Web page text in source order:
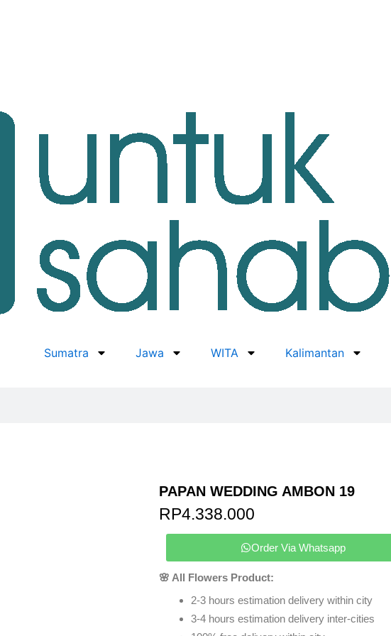
Sumatra Jawa WITA Kalimantan
PAPAN WEDDING AMBON 19
RP4.338.000
Order Via Whatsapp
🌸 All Flowers Product:
2-3 hours estimation delivery within city
3-4 hours estimation delivery inter-cities